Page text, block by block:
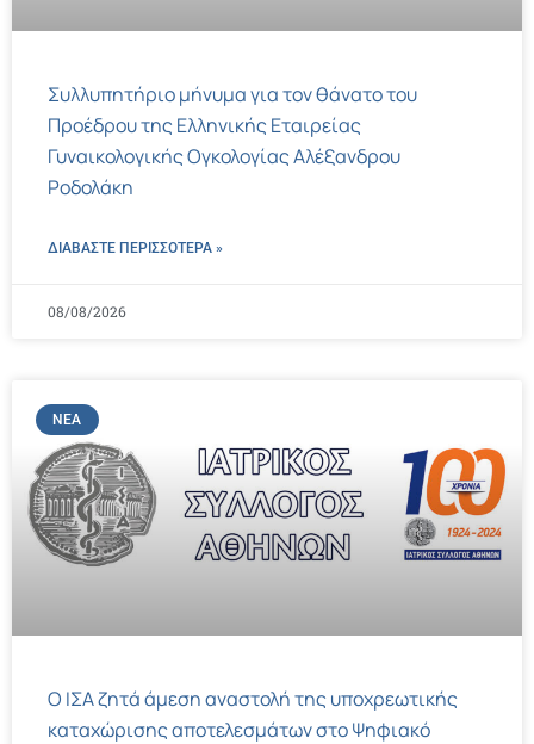
Συλλυπητήριο μήνυμα για τον θάνατο του
Προέδρου της Ελληνικής Εταιρείας
Γυναικολογικής Ογκολογίας Αλέξανδρου
Ροδολάκη
ΔΙΑΒΑΣΤΕ ΠΕΡΙΣΣΌΤΕΡΑ »
08/08/2026
ΝΈΑ
Ο ΙΣΑ ζητά άμεση αναστολή της υποχρεωτικής
καταχώρισης αποτελεσμάτων στο Ψηφιακό